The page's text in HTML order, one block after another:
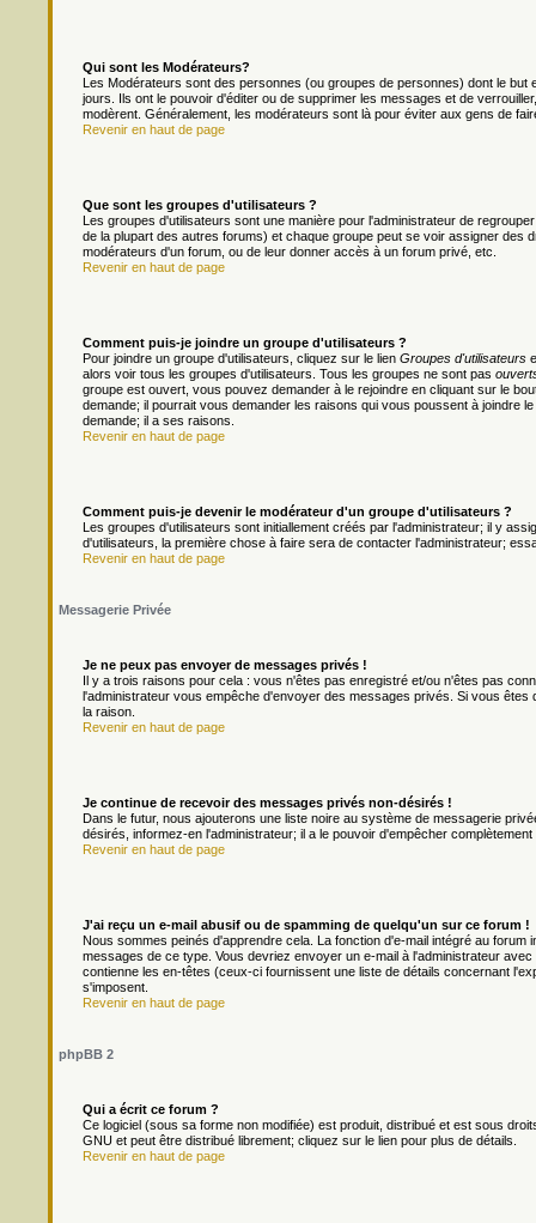
Qui sont les Modérateurs?
Les Modérateurs sont des personnes (ou groupes de personnes) dont le
jours. Ils ont le pouvoir d'éditer ou de supprimer les messages et de
modèrent. Généralement, les modérateurs sont là pour éviter aux gens de
Revenir en haut de page
Que sont les groupes d'utilisateurs ?
Les groupes d'utilisateurs sont une manière pour l'administrateur de
de la plupart des autres forums) et chaque groupe peut se voir assigner des
modérateurs d'un forum, ou de leur donner accès à un forum privé, etc.
Revenir en haut de page
Comment puis-je joindre un groupe d'utilisateurs ?
Pour joindre un groupe d'utilisateurs, cliquez sur le lien Groupes d'utilisateurs
alors voir tous les groupes d'utilisateurs. Tous les groupes ne sont pas
groupe est ouvert, vous pouvez demander à le rejoindre en cliquant sur le
demande; il pourrait vous demander les raisons qui vous poussent à joindre
demande; il a ses raisons.
Revenir en haut de page
Comment puis-je devenir le modérateur d'un groupe d'utilisateurs ?
Les groupes d'utilisateurs sont initiallement créés par l'administrateur; il y
d'utilisateurs, la première chose à faire sera de contacter l'administrateur;
Revenir en haut de page
Messagerie Privée
Je ne peux pas envoyer de messages privés !
Il y a trois raisons pour cela : vous n'êtes pas enregistré et/ou n'êtes pas
l'administrateur vous empêche d'envoyer des messages privés. Si vous
la raison.
Revenir en haut de page
Je continue de recevoir des messages privés non-désirés !
Dans le futur, nous ajouterons une liste noire au système de messagerie
désirés, informez-en l'administrateur; il a le pouvoir d'empêcher
Revenir en haut de page
J'ai reçu un e-mail abusif ou de spamming de quelqu'un sur ce forum !
Nous sommes peinés d'apprendre cela. La fonction d'e-mail intégré au
messages de ce type. Vous devriez envoyer un e-mail à l'administrateur
contienne les en-têtes (ceux-ci fournissent une liste de détails concernant
s'imposent.
Revenir en haut de page
phpBB 2
Qui a écrit ce forum ?
Ce logiciel (sous sa forme non modifiée) est produit, distribué et est sous
GNU et peut être distribué librement; cliquez sur le lien pour plus de détails.
Revenir en haut de page